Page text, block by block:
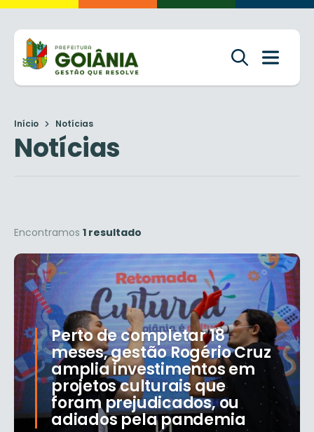
Início Notícias
Notícias
Encontramos 1 resultado
Perto de completar 18
meses, gestão Rogério Cruz
amplia investimentos em
projetos culturais que
foram prejudicados, ou
adiados pela pandemia